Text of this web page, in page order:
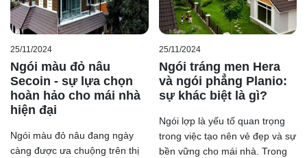
25/11/2024
Ngói màu đỏ nâu
Secoin - sự lựa chọn
hoàn hảo cho mái nhà
hiện đại
Ngói màu đỏ nâu đang ngày
càng được ưa chuộng trên thị
25/11/2024
Ngói tráng men Hera
và ngói phẳng Planio:
sự khác biệt là gì?
Ngói lợp là yếu tố quan trọng
trong việc tạo nên vẻ đẹp và sự
bền vững cho mái nhà. Trong